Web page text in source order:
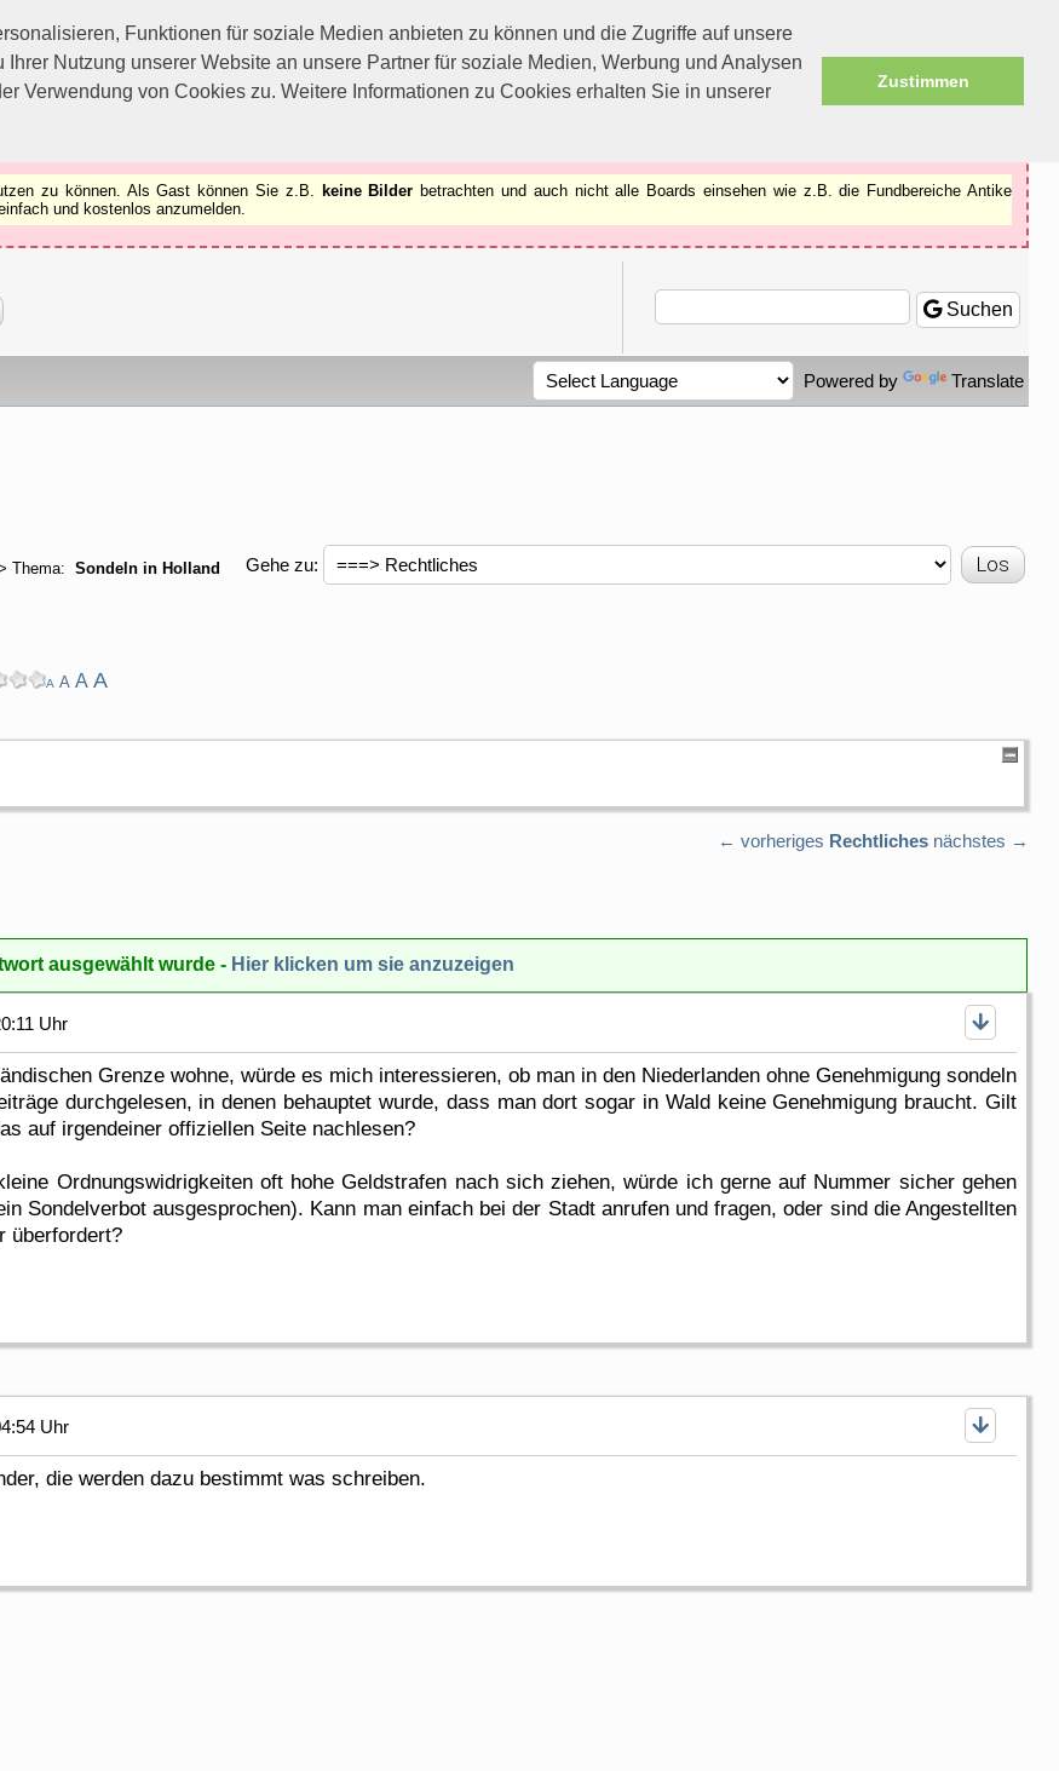
Funktionen für soziale Medien anbieten zu können und die Zugriffe auf unsere
Nutzung unserer Website an unsere Partner für soziale Medien, Werbung und Analysen
Verwendung von Cookies zu. Weitere Informationen zu Cookies erhalten Sie in unserer
Zustimmen
zu können.
zu können. Als Gast können Sie z.B. keine Bilder betrachten und auch nicht alle Boards einsehen wie z.B. die Fundbereiche Antike
und kostenlos anzumelden.
Suchen
Powered by Translate
Thema: Sondeln in Holland Gehe zu:
A A A A
← vorheriges Rechtliches nächstes →
ausgewählt wurde - Hier klicken um sie anzuzeigen
Uhr
Grenze wohne, würde es mich interessieren, ob man in den Niederlanden ohne Genehmigung sondeln
durchgelesen, in denen behauptet wurde, dass man dort sogar in Wald keine Genehmigung braucht. Gilt
auf irgendeiner offiziellen Seite nachlesen?
Ordnungswidrigkeiten oft hohe Geldstrafen nach sich ziehen, würde ich gerne auf Nummer sicher gehen
Sondelverbot ausgesprochen). Kann man einfach bei der Stadt anrufen und fragen, oder sind die Angestellten
überfordert?
Uhr
die werden dazu bestimmt was schreiben.